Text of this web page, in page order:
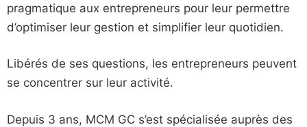
pragmatique aux entrepreneurs pour leur permettre
d’optimiser leur gestion et simplifier leur quotidien.
Libérés de ses questions, les entrepreneurs peuvent
se concentrer sur leur activité.
Depuis 3 ans, MCM GC s’est spécialisée auprès des